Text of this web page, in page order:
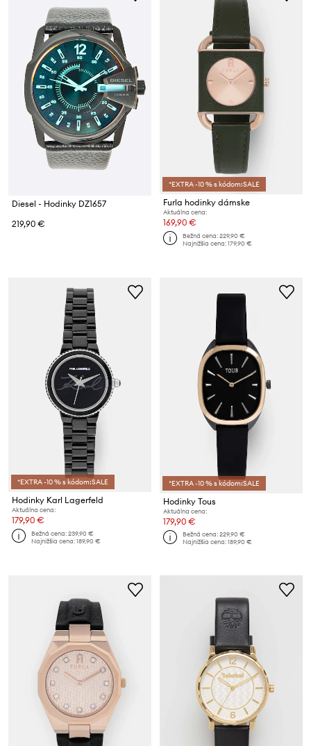
Diesel - Hodinky DZ1657
219,90 €
*EXTRA -10 % s kódom:SALE
Furla hodinky dámske
Aktuálna cena:
169,90 €
Bežná cena:229,90 €
Najnižšia cena:179,90 €
*EXTRA -10 % s kódom:SALE
Hodinky Karl Lagerfeld
Aktuálna cena:
179,90 €
Bežná cena:239,90 €
Najnižšia cena:189,90 €
*EXTRA -10 % s kódom:SALE
Hodinky Tous
Aktuálna cena:
179,90 €
Bežná cena:229,90 €
Najnižšia cena:189,90 €